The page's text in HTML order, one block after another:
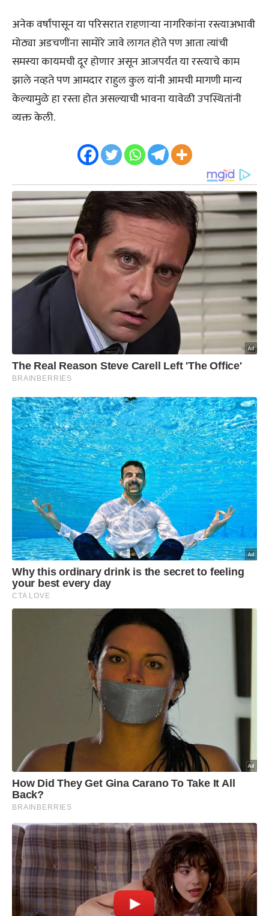
अनेक वर्षांपासून या परिसरात राहणाऱ्या नागरिकांना रस्त्याअभावी
मोठ्या अडचणींना सामोरे जावे लागत होते पण आता त्यांची
समस्या कायमची दूर होणार असून आजपर्यंत या रस्त्याचे काम
झाले नव्हते पण आमदार राहुल कुल यांनी आमची मागणी मान्य
केल्यामुळे हा रस्ता होत असल्याची भावना यावेळी उपस्थितांनी
व्यक्त केली.